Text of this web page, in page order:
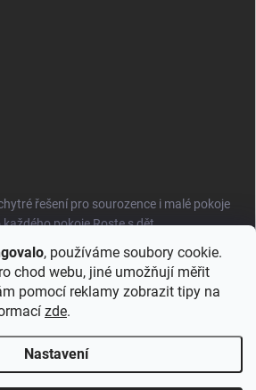
, používáme soubory cookie.
chod webu, jiné umožňují měřit
pomocí reklamy zobrazit tipy na
zde.
Nastavení
řešení pro sourozence i malé pokoje
pokoje Roste s dět...
– ideální řešení pro malé prostory i
přizpůsobí vašemu živo...